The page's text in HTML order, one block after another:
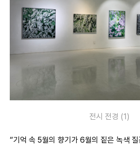
전시 전경 (1)
“기억 속 5월의 향기가 6월의 짙은 녹색